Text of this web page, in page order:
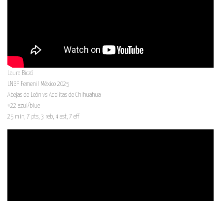
Laura Biczó
LNBP Femenil México 2025
Abejas de León vs Adelitas de Chihuahua
#22 azul/blue
25 min, 7 pts, 3 reb, 4 ast, 7 eff